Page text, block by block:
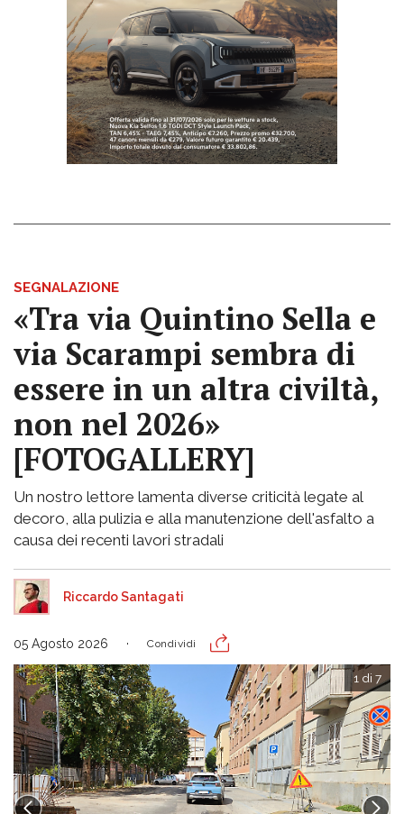
SEGNALAZIONE
«Tra via Quintino Sella e
via Scarampi sembra di
essere in un altra civiltà,
non nel 2026»
[FOTOGALLERY]
Un nostro lettore lamenta diverse criticità legate al
decoro, alla pulizia e alla manutenzione dell'asfalto a
causa dei recenti lavori stradali
Riccardo Santagati
05 Agosto 2026 Condividi
1 di 7